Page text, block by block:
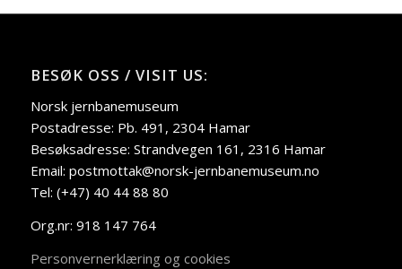
BESØK OSS / VISIT US:
Norsk jernbanemuseum
Postadresse: Pb. 491, 2304 Hamar
Besøksadresse: Strandvegen 161, 2316 Hamar
Email: postmottak@norsk-jernbanemuseum.no
Tel: (+47) 40 44 88 80
Org.nr: 918 147 764
Personvernerklæring og cookies